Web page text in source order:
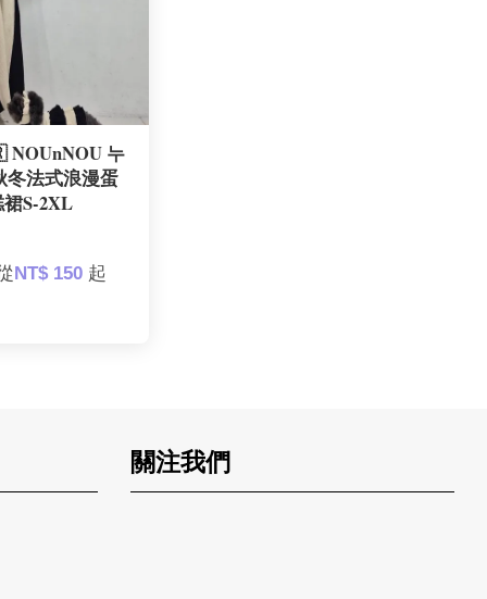
누
冬法式浪漫蛋
S-2XL
從
NT$ 150 起
關注我們